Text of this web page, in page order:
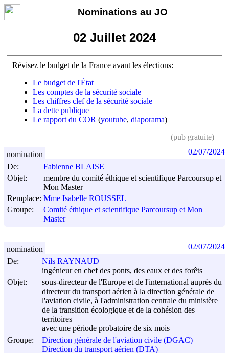
Nominations au JO
02 Juillet 2024
Révisez le budget de la France avant les élections:
Le budget de l'État
Les comptes de la sécurité sociale
Les chiffres clef de la sécurité sociale
La dette publique
Le rapport du COR (youtube, diaporama)
(pub gratuite)
De:
Fabienne BLAISE
Objet:
membre du comité éthique et scientifique Parcoursup et
Mon Master
Remplace: Mme Isabelle ROUSSEL
Groupe:
Comité éthique et scientifique Parcoursup et Mon
Master
nomination 02/07/2024
De:
Nils RAYNAUD
ingénieur en chef des ponts, des eaux et des forêts
Objet:
sous-directeur de l'Europe et de l'international auprès du
directeur du transport aérien à la direction générale de
l'aviation civile, à l'administration centrale du ministère
de la transition écologique et de la cohésion des
territoires
avec une période probatoire de six mois
Groupe:
Direction générale de l'aviation civile (DGAC)
Direction du transport aérien (DTA)
nomination 02/07/2024